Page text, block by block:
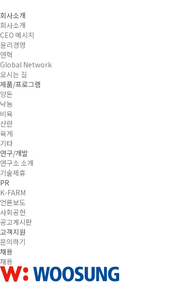
회사소개
회사소개
CEO 메시지
윤리경영
연혁
Global Network
오시는 길
제품/프로그램
양돈
낙농
비육
산란
육계
기타
연구/개발
연구소 소개
기술제휴
PR
K-FARM
언론보도
사회공헌
공고게시판
고객지원
문의하기
채용
채용